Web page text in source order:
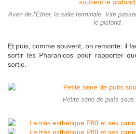
Aven de l'Etrier, la salle terminale. Vite
le plafond.
Et puis, comme souvent, on remonte: il
sortir les Pharanicos pour rapporter
sortie.
Petite série de puits sous